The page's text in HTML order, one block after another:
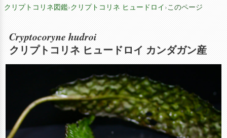
クリプトコリネ図鑑›クリプトコリネ ヒュードロイ › このページ
Cryptocoryne hudroi
クリプトコリネ ヒュードロイ カンダガン産